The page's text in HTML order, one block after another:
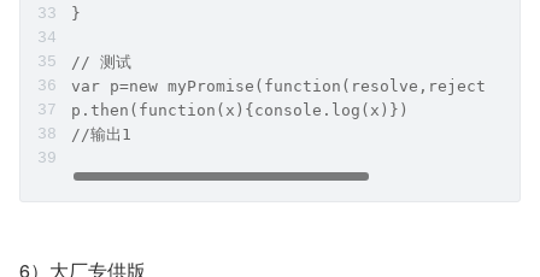
}
// 测试
var p=new
p.then(function(x){console.log(x)})
//输出1
6）大厂专供版